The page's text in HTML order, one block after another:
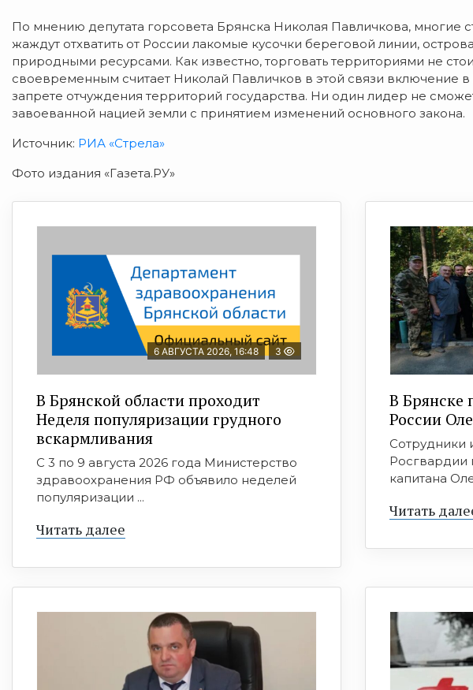
По мнению депутата горсовета Брянска Николая Павличкова, многие
жаждут отхватить от России лакомые кусочки береговой линии,
природными ресурсами. Как известно, торговать территориями не
своевременным считает Николай Павличков в этой связи включение
запрете отчуждения территорий государства. Ни один лидер не
завоеванной нацией земли с принятием изменений основного закона.
Источник: РИА «Стрела»
Фото издания «Газета.РУ»
6 АВГУСТА 2026, 16:48 3
В Брянской области проходит
Неделя популяризации грудного
вскармливания
С 3 по 9 августа 2026 года Министерство
здравоохранения РФ объявило неделей
популяризации ...
Читать далее
В Брянске
России
Сотрудники
Росгвардии
капитана
Читать